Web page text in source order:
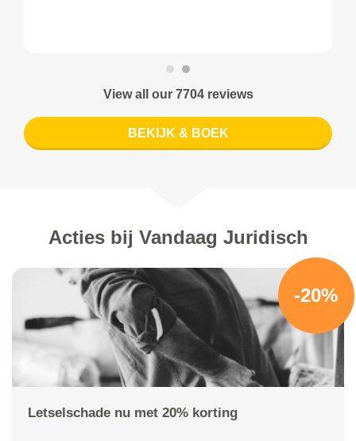
View all our 7704 reviews
BEKIJK & BOEK
Acties bij Vandaag Juridisch
-20%
Letselschade nu met 20% korting